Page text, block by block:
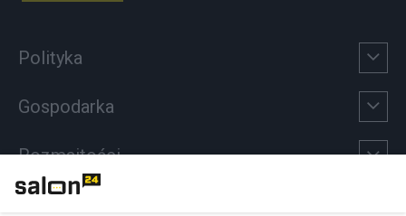
Polityka
Gospodarka
Rozmaitości